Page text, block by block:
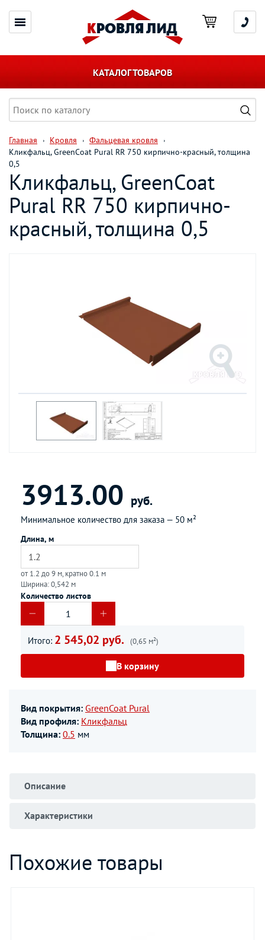
КАТАЛОГ ТОВАРОВ
Главная Кровля
Фальцевая кровля
Кликфальц, GreenCoat Pural RR 750 кирпично-красный, толщина
0,5
Кликфальц, GreenCoat
Pural RR 750 кирпично-
красный, толщина 0,5
3913.00 руб.
Минимальное количество для заказа — 50 м²
Длина, м
от 1.2 до 9 м, кратно 0.1 м
Ширина: 0,542 м
Количество листов
Итого: 2 545,02 руб. (0,65 м²)
В корзину
Вид покрытия: GreenCoat Pural
Вид профиля: Кликфальц
Толщина: 0.5 мм
Описание
Характеристики
Похожие товары